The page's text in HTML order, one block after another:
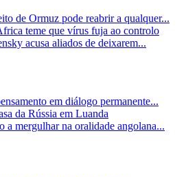
de Ormuz pode reabrir a qualquer...
teme que vírus fuja ao controlo
acusa aliados de deixarem...
em diálogo permanente...
da Rússia em Luanda
a mergulhar na oralidade angolana...